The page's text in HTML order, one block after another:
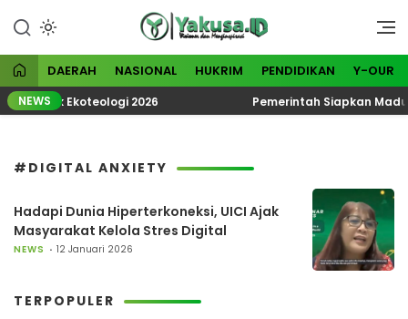
konten
Yakusa
Visioner dan Menginspirasi
DAERAH NASIONAL HUKRIM PENDIDIKAN Y-OUR
NEWS
Tematik Ekoteologi 2026 Pemerintah Siapkan
#DIGITAL ANXIETY
Hadapi Dunia Hiperterkoneksi, UICI Ajak
Masyarakat Kelola Stres Digital
NEWS 12 Januari 2026
TERPOPULER